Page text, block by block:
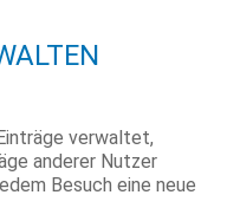
verwaltet,
anderer Nutzer
Besuch eine neue